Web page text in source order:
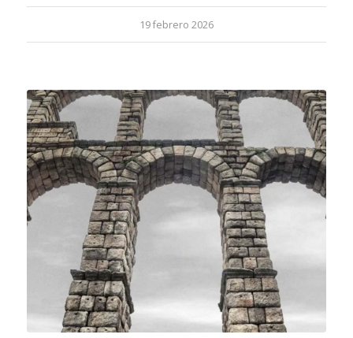
19 febrero 2026